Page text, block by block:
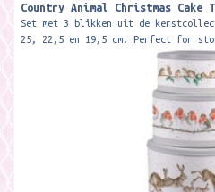
Country Animal Christmas Cake
Set met 3 blikken uit de
25, 22,5 en 19,5 cm. Perfect for